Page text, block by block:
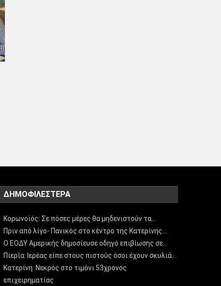
ΔΗΜΟΦΙΛΈΣΤΕΡΑ
Κορωνοϊός: Σε πόσες μέρες θα μηδενιστούν τα…
Πριν από λίγο- Πανικός στο κέντρο της Κατερίνης…
Ο ΕΟΔΥ Αμερικής δημοσίευσε οδηγό επιβίωσης σε…
Πιερία: Ιερέας είπε στους πιστούς όσοι έχουν σκυλιά…
Κατερίνη: Νεκρός στο τιμόνι 53χρονος
επιχειρηματίας